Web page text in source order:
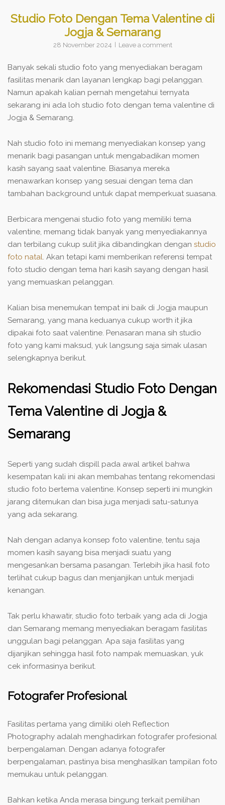
Studio Foto Dengan Tema Valentine di
Jogja & Semarang
28 November 2024 Leave a comment
Banyak sekali studio foto yang menyediakan beragam
fasilitas menarik dan layanan lengkap bagi pelanggan.
Namun apakah kalian pernah mengetahui ternyata
sekarang ini ada loh studio foto dengan tema valentine di
Jogja & Semarang.
Nah studio foto ini memang menyediakan konsep yang
menarik bagi pasangan untuk mengabadikan momen
kasih sayang saat valentine. Biasanya mereka
menawarkan konsep yang sesuai dengan tema dan
tambahan background untuk dapat memperkuat suasana.
Berbicara mengenai studio foto yang memiliki tema
valentine, memang tidak banyak yang menyediakannya
dan terbilang cukup sulit jika dibandingkan dengan studio
foto natal . Akan tetapi kami memberikan referensi tempat
foto studio dengan tema hari kasih sayang dengan hasil
yang memuaskan pelanggan.
Kalian bisa menemukan tempat ini baik di Jogja maupun
Semarang, yang mana keduanya cukup worth it jika
dipakai foto saat valentine. Penasaran mana sih studio
foto yang kami maksud, yuk langsung saja simak ulasan
selengkapnya berikut.
Rekomendasi Studio Foto Dengan
Tema Valentine di Jogja &
Semarang
Seperti yang sudah dispill pada awal artikel bahwa
kesempatan kali ini akan membahas tentang rekomendasi
studio foto bertema valentine. Konsep seperti ini mungkin
jarang ditemukan dan bisa juga menjadi satu-satunya
yang ada sekarang.
Nah dengan adanya konsep foto valentine, tentu saja
momen kasih sayang bisa menjadi suatu yang
mengesankan bersama pasangan. Terlebih jika hasil foto
terlihat cukup bagus dan menjanjikan untuk menjadi
kenangan.
Tak perlu khawatir, studio foto terbaik yang ada di Jogja
dan Semarang memang menyediakan beragam fasilitas
unggulan bagi pelanggan. Apa saja fasilitas yang
dijanjikan sehingga hasil foto nampak memuaskan, yuk
cek informasinya berikut.
Fotografer Profesional
Fasilitas pertama yang dimiliki oleh Reflection
Photography adalah menghadirkan fotografer profesional
berpengalaman. Dengan adanya fotografer
berpengalaman, pastinya bisa menghasilkan tampilan foto
memukau untuk pelanggan.
Bahkan ketika Anda merasa bingung terkait pemilihan